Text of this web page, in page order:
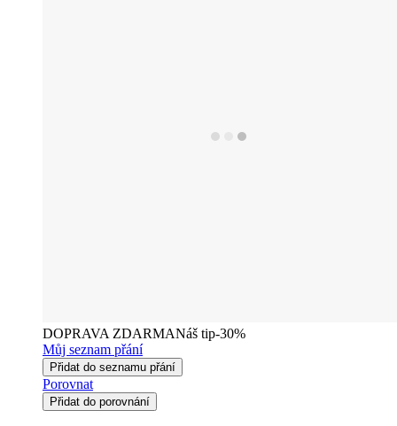
DOPRAVA ZDARMANáš tip-30%
Můj seznam přání
Přidat do seznamu přání
Porovnat
Přidat do porovnání